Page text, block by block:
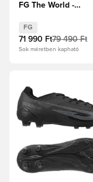
FG The World -
FG
71 990 Ft79 490 Ft
Sok méretben kapható
Megnyit egy